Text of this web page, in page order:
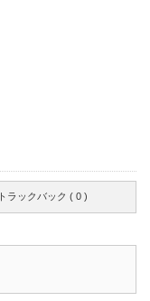
トラックバック ( 0 )